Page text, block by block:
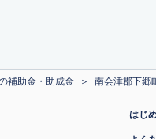
補助金・助成金 南会津郡下郷
はじ